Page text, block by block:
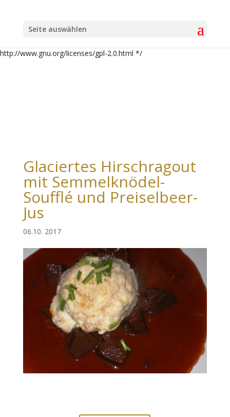
Author URI: http://www.ritter-it-consulting.de Template: Divi Version:
http://www.gnu.org/licenses/gpl-2.0.html */
Seite auswählen
Glaciertes Hirschragout
mit Semmelknödel-
Soufflé und Preiselbeer-
Jus
06.10. 2017